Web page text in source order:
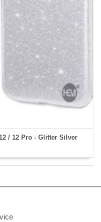
/ 12 Pro - Glitter Silver